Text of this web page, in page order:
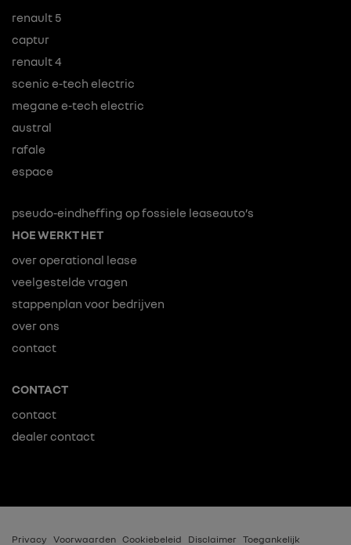
renault 5
captur
renault 4
scenic e-tech electric
megane e-tech electric
austral
rafale
espace
pseudo-eindheffing op fossiele leaseauto’s
HOE WERKT HET
over operational lease
veelgestelde vragen
stappenplan voor bedrijven
over ons
contact
CONTACT
contact
dealer contact
Privacy Voorwaarden Cookiebeleid Disclaimer Toegankelijk